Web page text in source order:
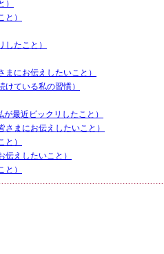
）
たこと）
にお伝えしたいこと）
ている私の習慣）
最近ビックリしたこと）
まにお伝えしたいこと）
）
えしたいこと）
）